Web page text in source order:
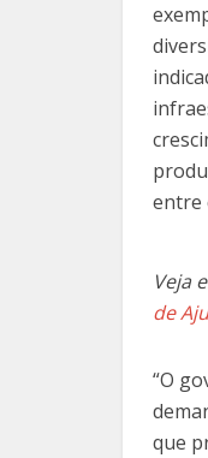
entre
Veja
de
“O
que